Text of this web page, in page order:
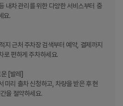
내차 관리를 위한 다양한 서비스부터 중
요.
지 근처 주차장 검색부터 예약, 결제까지
로 편하게 주차하세요.
[발레]
미리 출차 신청하고, 차량을 받은 후 현
을 절약하세요.